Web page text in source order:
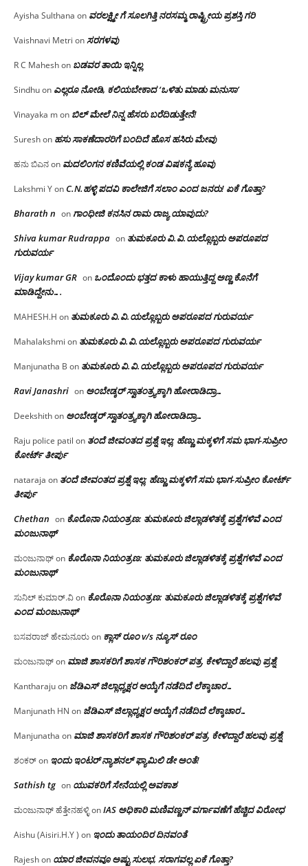
Ayisha Sulthana on ವರಲಕ್ಷ್ಮೀ ಗೆ ಸೂಲಗಿತ್ತಿ ನರಸಮ್ಮ‌ ರಾಷ್ಟ್ರೀಯ ಪ್ರಶಸ್ತಿ ಗರಿ
Vaishnavi Metri onಸರಗಳವು
R C Maheshon ಬಡವರ ತಾಯಿ ಇನ್ನಿಲ್ಲ
Sindhuon ಎಲ್ಲರೂ ನೋಡಿ, ಕಲಿಯಬೇಕಾದ ‘ಒಳಿತು ಮಾಡು ಮನುಸಾ’
Vinayaka mon ಬಿಲ್ ಮೇಲೆ ನಿನ್ನ ಹೆಸರು ಬರೆದಿಡುತ್ತೇನೆ!
Sureshon ಹಸು ಸಾಕಣೆದಾರರಿಗೆ ಬಂದಿದೆ ಹೊಸ ಹಸಿರು ಮೇವು
ಹನು ಬಿಎನon ಮದಲಿಂಗನ ಕಣಿವೆಯಲ್ಲಿ ಕಂಡ ವಿಷಕನ್ಯೆ ಹೂವು
Lakshmi YonC.N.ಹಳ್ಳಿ ಪದವಿ ಕಾಲೇಜಿಗೆ ಸಲಾಂ‌ ಎಂದ ಜನರು! ಏಕೆ ಗೊತ್ತಾ?
Bharath n onಗಾಂಧೀಜಿ ಕನಸಿನ ರಾಮ ರಾಜ್ಯ ಯಾವುದು?
Shiva kumar Rudrappa on ತುಮಕೂರು‌ ವಿ.ವಿ.ಯಲ್ಲೊಬ್ಬರು ಅಪರೂಪದ
ಗುರುವರ್ಯ
Vijay kumar GR on ಒಂದೊಂದು ಭತ್ತದ ಕಾಳು ಹಾಯುತ್ತಿದ್ದ ಅಣ್ಣ ಕೊನೆಗೆ
ಮಾಡಿದ್ದೇನು….
MAHESH.H on ತುಮಕೂರು‌ ವಿ.ವಿ.ಯಲ್ಲೊಬ್ಬರು ಅಪರೂಪದ ಗುರುವರ್ಯ
Mahalakshmi on ತುಮಕೂರು‌ ವಿ.ವಿ.ಯಲ್ಲೊಬ್ಬರು ಅಪರೂಪದ ಗುರುವರ್ಯ
Manjunatha B on ತುಮಕೂರು‌ ವಿ.ವಿ.ಯಲ್ಲೊಬ್ಬರು ಅಪರೂಪದ ಗುರುವರ್ಯ
Ravi Janashri on ಅಂಬೇಡ್ಕರ್ ಸ್ವಾತಂತ್ರ್ಯಕ್ಕಾಗಿ ಹೋರಾಡಿದ್ರಾ…
Deekshithon ಅಂಬೇಡ್ಕರ್ ಸ್ವಾತಂತ್ರ್ಯಕ್ಕಾಗಿ ಹೋರಾಡಿದ್ರಾ…
Raju police patil on ತಂದೆ ಜೀವಂತದ ಪ್ರಶ್ನೆ ಇಲ್ಲ: ಹೆಣ್ಣು ಮಕ್ಕಳಿಗೆ ಸಮ ಭಾಗ-ಸುಪ್ರೀಂ
ಕೋರ್ಟ್ ತೀರ್ಪು
nataraja on ತಂದೆ ಜೀವಂತದ ಪ್ರಶ್ನೆ ಇಲ್ಲ: ಹೆಣ್ಣು ಮಕ್ಕಳಿಗೆ ಸಮ ಭಾಗ-ಸುಪ್ರೀಂ ಕೋರ್ಟ್
ತೀರ್ಪು
Chethan on ಕೊರೊನಾ ನಿಯಂತ್ರಣ: ತುಮಕೂರು ಜಿಲ್ಲಾಡಳಿತಕ್ಕೆ ಪ್ರಶ್ನೆಗಳಿವೆ ಎಂದ
ಮಂಜು‌ನಾಥ್
ಮಂಜುನಾಥ್on ಕೊರೊನಾ ನಿಯಂತ್ರಣ: ತುಮಕೂರು ಜಿಲ್ಲಾಡಳಿತಕ್ಕೆ ಪ್ರಶ್ನೆಗಳಿವೆ ಎಂದ
ಮಂಜು‌ನಾಥ್
ಸುನಿಲ್ ಕುಮಾರ್.ವಿon ಕೊರೊನಾ ನಿಯಂತ್ರಣ: ತುಮಕೂರು ಜಿಲ್ಲಾಡಳಿತಕ್ಕೆ ಪ್ರಶ್ನೆಗಳಿವೆ
ಎಂದ ಮಂಜು‌ನಾಥ್
ಬಸವರಾಜ್ ಹೇಮನೂರುon ಕ್ಲಾಸ್ ರೂಂ v/s ನ್ಯೂಸ್ ರೂಂ
ಮಂಜುನಾಥ್on ಮಾಜಿ ಶಾಸಕರಿಗೆ ಶಾಸಕ ಗೌರಿಶಂಕರ್ ಪತ್ರ, ಕೇಳಿದ್ದಾರೆ ಹಲವು ಪ್ರಶ್ನೆ
Kantharajuon ಜೆಡಿಎಸ್ ಜಿಲ್ಲಾಧ್ಯಕ್ಷರ ಆಯ್ಕೆಗೆ ನಡೆದಿದೆ ಲೆಕ್ಕಾಚಾರ…
Manjunath HN on ಜೆಡಿಎಸ್ ಜಿಲ್ಲಾಧ್ಯಕ್ಷರ ಆಯ್ಕೆಗೆ ನಡೆದಿದೆ ಲೆಕ್ಕಾಚಾರ…
Manjunatha on ಮಾಜಿ ಶಾಸಕರಿಗೆ ಶಾಸಕ ಗೌರಿಶಂಕರ್ ಪತ್ರ, ಕೇಳಿದ್ದಾರೆ ಹಲವು ಪ್ರಶ್ನೆ
ಶಂಕರ್on ಇಂದು ಇಂಟರ್ ನ್ಯಾಶನಲ್ ಫ್ಯಾಮಿಲಿ ಡೇ ಅಂತೆ!
Sathish tg on ಯುವಕರಿಗೆ ಸೇನೆಯಲ್ಲಿ ಅವಕಾಶ
ಮಂಜುನಾಥ್ ಹೆತ್ತೇನಹಳ್ಳಿonIAS ಅಧಿಕಾರಿ ಮಣಿವಣ್ಣನ್ ವರ್ಗಾವಣೆಗೆ ಹೆಚ್ಚಿದ‌ ವಿರೋಧ
Aishu (Aisiri.H.Y ) on ಇಂದು ತಾಯಂದಿರ ದಿನವಂತೆ
Rajeshon ಯಾರ ಜೀವನವೂ ಅಷ್ಟು ಸುಲಭ, ಸರಾಗವಲ್ಲ ಏಕೆ ಗೊತ್ತಾ?